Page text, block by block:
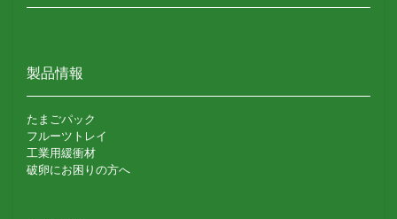
製品情報
たまごパック
フルーツトレイ
工業用緩衝材
破卵にお困りの方へ